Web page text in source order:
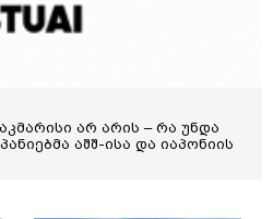
არ არის – რა უნდა
აშშ-ისა და იაპონიის